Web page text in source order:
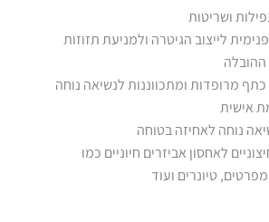
ושריטות
לייצוב הגיטרה ולמניעת תזוזות
כתף מרופדות ומתכווננות לנשיאה נוחה
אישית
נוחה לאחיזה בטוחה
לאחסון אביזרים חיוניים כמו
טיונרים ועוד